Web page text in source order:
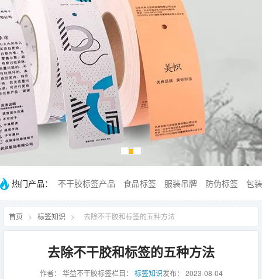
热门产品： 不干胶标签产品 食品标签 服装吊牌 防伪标签 包
首页 > 标签知识 > 去除不干胶和标签的五种方法
去除不干胶和标签的五种方法
作者： 华益不干胶标签栏目： 标签知识发布： 2023-08-04